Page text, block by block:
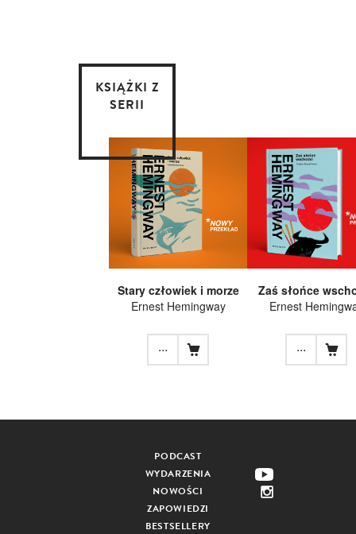
KSIĄŻKI Z
SERII
Stary człowiek i morze
Ernest Hemingway
...
Zaś słońce
Ernest
...
PODCAST
WYDARZENIA
NOWOŚCI
ZAPOWIEDZI
BESTSELLERY